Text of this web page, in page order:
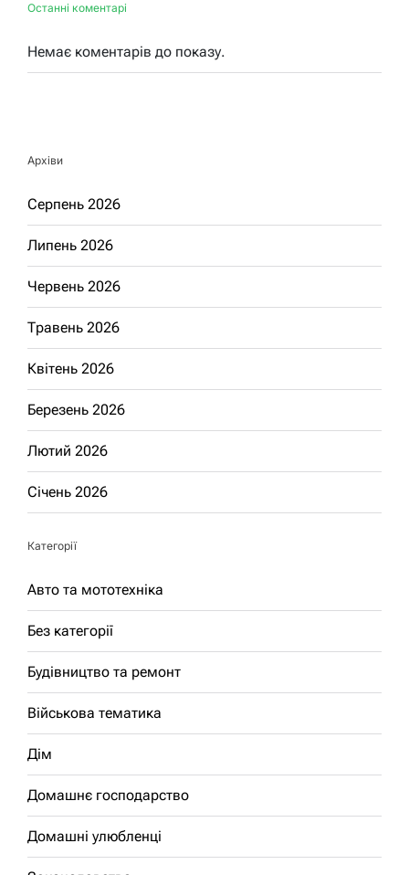
Останні коментарі
Немає коментарів до показу.
Архіви
Серпень 2026
Липень 2026
Червень 2026
Травень 2026
Квітень 2026
Березень 2026
Лютий 2026
Січень 2026
Категорії
Авто та мототехніка
Без категорії
Будівництво та ремонт
Військова тематика
Дім
Домашнє господарство
Домашні улюбленці